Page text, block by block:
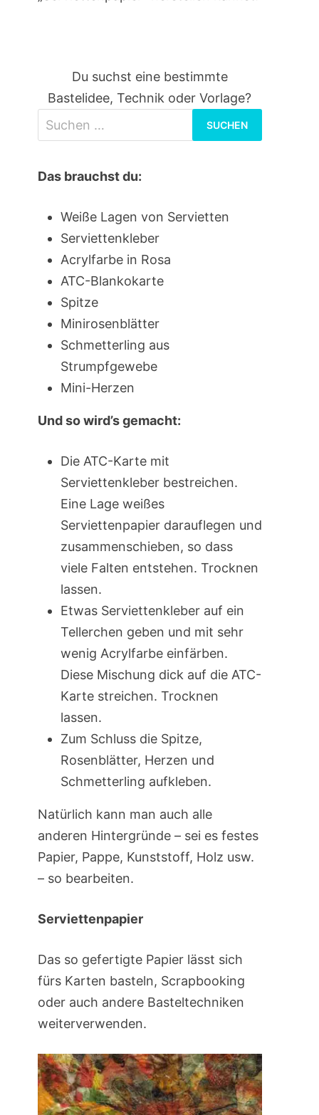
Du suchst eine bestimmte
Bastelidee, Technik oder Vorlage?
nach:
Das brauchst du:
Weiße Lagen von Servietten
Serviettenkleber
Acrylfarbe in Rosa
ATC-Blankokarte
Spitze
Minirosenblätter
Schmetterling aus
Strumpfgewebe
Mini-Herzen
Und so wird’s gemacht:
Die ATC-Karte mit
Serviettenkleber bestreichen.
Eine Lage weißes
Serviettenpapier darauflegen und
zusammenschieben, so dass
viele Falten entstehen. Trocknen
lassen.
Etwas Serviettenkleber auf ein
Tellerchen geben und mit sehr
wenig Acrylfarbe einfärben.
Diese Mischung dick auf die ATC-
Karte streichen. Trocknen
lassen.
Zum Schluss die Spitze,
Rosenblätter, Herzen und
Schmetterling aufkleben.
Natürlich kann man auch alle
anderen Hintergründe – sei es festes
Papier, Pappe, Kunststoff, Holz usw.
– so bearbeiten.
Serviettenpapier
Das so gefertigte Papier lässt sich
fürs Karten basteln, Scrapbooking
oder auch andere Basteltechniken
weiterverwenden.